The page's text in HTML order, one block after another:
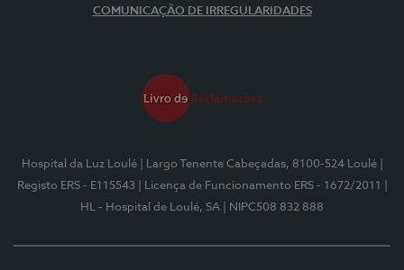
COMUNICAÇÃO DE IRREGULARIDADES
Hospital da Luz Loulé | Largo Tenente Cabeçadas, 8100-524 Loulé
Registo ERS - E115543
| Licença de Funcionamento ERS - 1672/2011
HL - Hospital de Loulé, SA
| NIPC508 832 888